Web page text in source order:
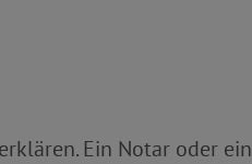
Ein Notar oder ein